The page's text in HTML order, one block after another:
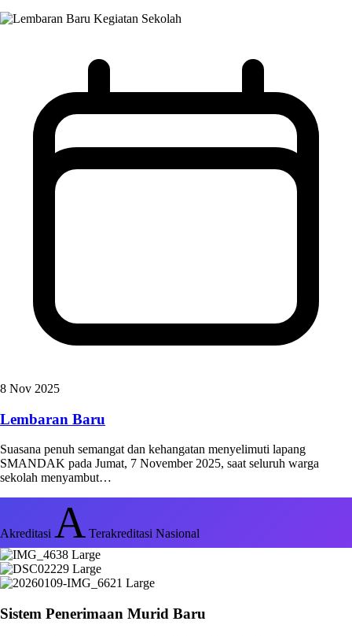
Kegiatan Sekolah
8 Nov 2025
Lembaran Baru
Suasana penuh semangat dan kehangatan menyelimuti lapang
SMANDAK pada Jumat, 7 November 2025, saat seluruh warga
sekolah menyambut…
Akreditasi A Terakreditasi Nasional
Sistem Penerimaan Murid Baru